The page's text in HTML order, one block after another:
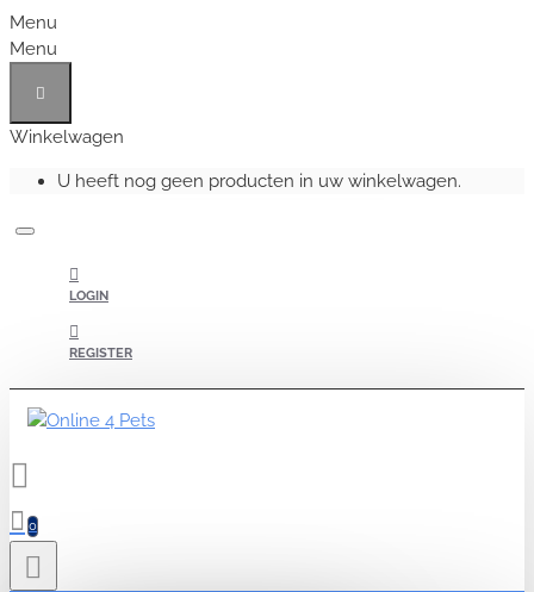
Menu
Menu
Winkelwagen
U heeft nog geen producten in uw winkelwagen.
LOGIN
REGISTER
0